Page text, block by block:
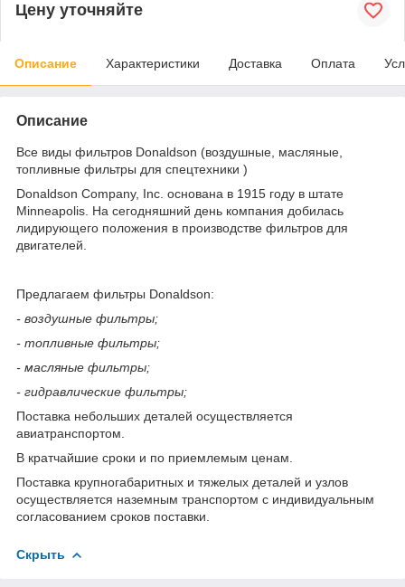
Цену уточняйте
Описание Характеристики Доставка Оплата
Описание
Все виды фильтров Donaldson (воздушные, масляные,
топливные фильтры для спецтехники )
Donaldson Company, Inc. основана в 1915 году в штате
Minneapolis. На сегодняшний день компания добилась
лидирующего положения в производстве фильтров для
двигателей.
Предлагаем фильтры Donaldson:
- воздушные фильтры;
- топливные фильтры;
- масляные фильтры;
- гидравлические фильтры;
Поставка небольших деталей осуществляется
авиатранспортом.
В кратчайшие сроки и по приемлемым ценам.
Поставка крупногабаритных и тяжелых деталей и узлов
осуществляется наземным транспортом с индивидуальным
согласованием сроков поставки.
Скрыть